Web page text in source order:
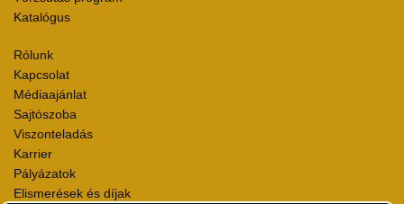
Katalógus
Rólunk
Kapcsolat
Médiaajánlat
Sajtószoba
Viszonteladás
Karrier
Pályázatok
Elismerések és díjak